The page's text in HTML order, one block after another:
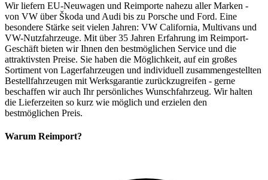
Wir liefern EU-Neuwagen und Reimporte nahezu aller Marken -
von VW über Škoda und Audi bis zu Porsche und Ford. Eine
besondere Stärke seit vielen Jahren: VW California, Multivans und
VW-Nutzfahrzeuge. Mit über 35 Jahren Erfahrung im Reimport-
Geschäft bieten wir Ihnen den bestmöglichen Service und die
attraktivsten Preise. Sie haben die Möglichkeit, auf ein großes
Sortiment von Lagerfahrzeugen und individuell zusammengestellten
Bestellfahrzeugen mit Werksgarantie zurückzugreifen - gerne
beschaffen wir auch Ihr persönliches Wunschfahrzeug. Wir halten
die Lieferzeiten so kurz wie möglich und erzielen den
bestmöglichen Preis.
Warum Reimport?